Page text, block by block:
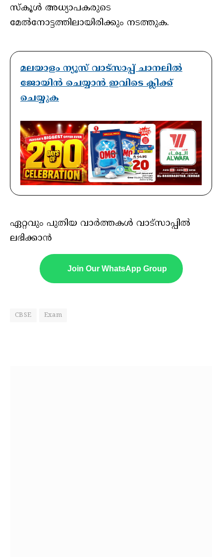
സ്‌കൂൾ അധ്യാപകരുടെ
മേൽനോട്ടത്തിലായിരിക്കും നടത്തുക.
മലയാളം ന്യൂസ് വാട്സാപ്പ് ചാനലിൽ
ജോയിൻ ചെയ്യാൻ ഇവിടെ ക്ലിക്ക്
ചെയ്യുക
ഏറ്റവും പുതിയ വാർത്തകൾ വാട്സാപ്പിൽ
ലഭിക്കാൻ
Join Our WhatsApp Group
CBSE Exam